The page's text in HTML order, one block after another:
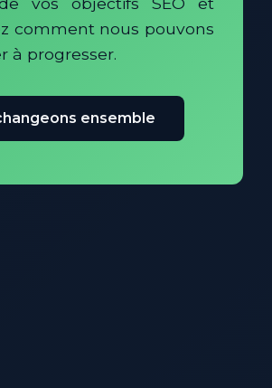
comment nous pouvons
à progresser.
ensemble